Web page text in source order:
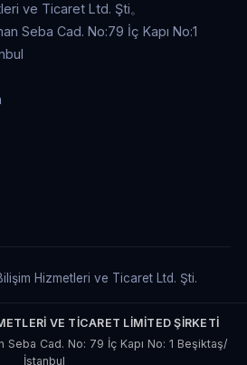
ve Ticaret Ltd. Şti。
Seba Cad. No:79 İç Kapı No:1
Hizmetleri ve Ticaret Ltd. Şti.
VE TİCARET LİMİTED ŞİRKETİ
Seba Cad. No: 79 İç Kapı No: 1 Beşiktaş/
İstanbul